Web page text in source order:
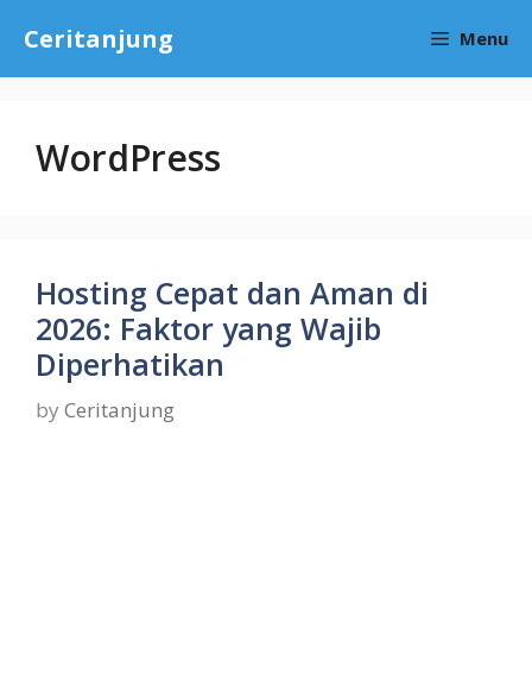
content
Ceritanjung Menu
WordPress
Hosting Cepat dan Aman di
2026: Faktor yang Wajib
Diperhatikan
by Ceritanjung